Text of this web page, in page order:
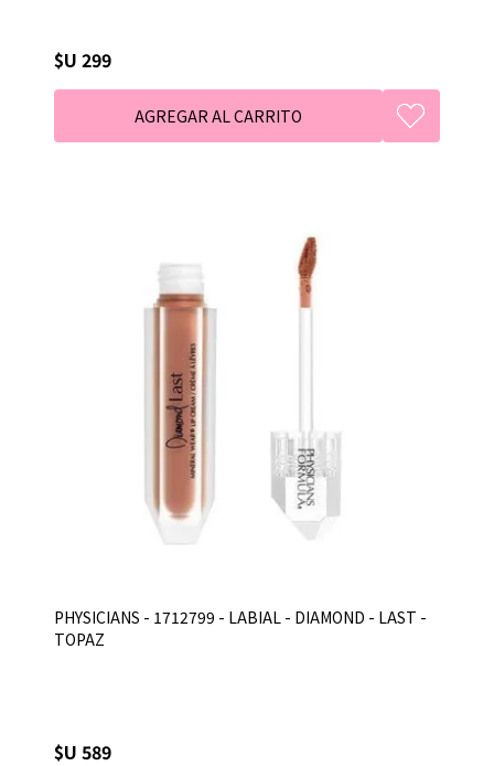
$U 299
PHYSICIANS - 1712799 - LABIAL - DIAMOND - LAST -
TOPAZ
$U 589